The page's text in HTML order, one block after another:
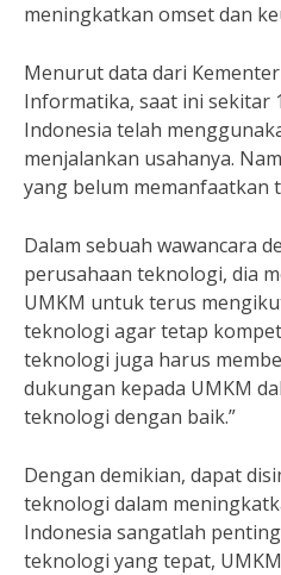
meningkatkan omset dan
Menurut data dari
Informatika, saat ini sekitar
Indonesia telah
menjalankan usahanya.
yang belum memanfaatkan
Dalam sebuah wawancara
perusahaan teknologi, dia
UMKM untuk terus
teknologi agar tetap
teknologi juga harus
dukungan kepada UMKM
teknologi dengan baik.”
Dengan demikian, dapat
teknologi dalam
Indonesia sangatlah
teknologi yang tepat,